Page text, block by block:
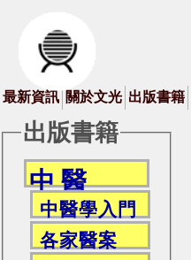
最新資訊 關於文光 出版書籍
出版書籍
中 醫
中醫學入門
各家醫案